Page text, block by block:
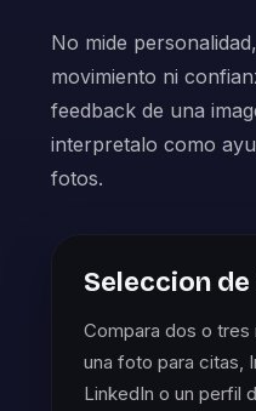
No mide
movimiento ni
feedback de una
interpretalo como
fotos.
Seleccion
Compara dos o
una foto para citas,
LinkedIn o un perfil